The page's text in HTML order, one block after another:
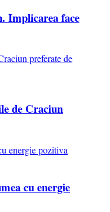
Implicarea face
de Craciun
cu energie